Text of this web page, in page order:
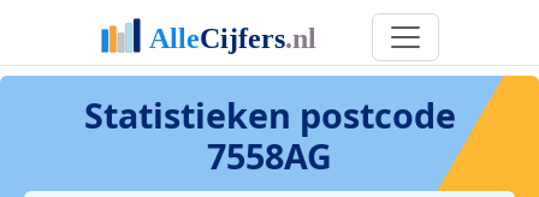
Statistieken postcode
7558AG